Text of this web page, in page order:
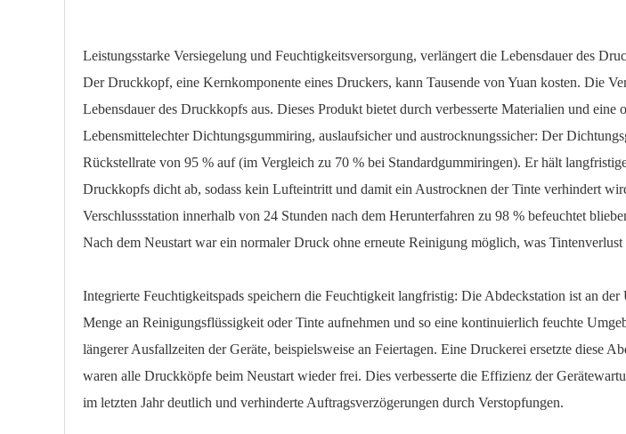
Leistungsstarke Versiegelung und Feuchtigkeitsversorgung, verlängert die Lebensdauer des
Der Druckkopf, eine Kernkomponente eines Druckers, kann Tausende von Yuan kosten. Die
Lebensdauer des Druckkopfs aus. Dieses Produkt bietet durch verbesserte Materialien und
Lebensmittelechter Dichtungsgummiring, auslaufsicher und austrocknungssicher: Der
Rückstellrate von 95 % auf (im Vergleich zu 70 % bei Standardgummiringen). Er hält
Druckkopfs dicht ab, sodass kein Lufteintritt und damit ein Austrocknen der Tinte verhindert
Verschlussstation innerhalb von 24 Stunden nach dem Herunterfahren zu 98 % befeuchtet
Nach dem Neustart war ein normaler Druck ohne erneute Reinigung möglich, was
Integrierte Feuchtigkeitspads speichern die Feuchtigkeit langfristig: Die Abdeckstation ist an
Menge an Reinigungsflüssigkeit oder Tinte aufnehmen und so eine kontinuierlich feuchte
längerer Ausfallzeiten der Geräte, beispielsweise an Feiertagen. Eine Druckerei ersetzte diese
waren alle Druckköpfe beim Neustart wieder frei. Dies verbesserte die Effizienz der
im letzten Jahr deutlich und verhinderte Auftragsverzögerungen durch Verstopfungen.